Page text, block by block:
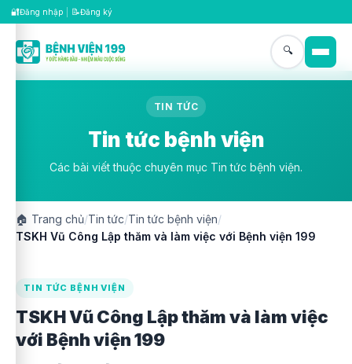
🔐Đăng nhập 📝Đăng ký
🔍
TIN TỨC
Tin tức bệnh viện
Các bài viết thuộc chuyên mục Tin tức bệnh viện.
🏠 Trang chủ/Tin tức/Tin tức bệnh viện/
TSKH Vũ Công Lập thăm và làm việc với Bệnh viện 199
TIN TỨC BỆNH VIỆN
TSKH Vũ Công Lập thăm và làm việc
với Bệnh viện 199